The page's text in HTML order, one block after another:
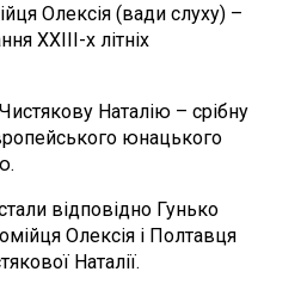
Олексія (вади слуху) –
ХХІІІ-х літніх
Наталію – срібну
юнацького
відповідно Гунько
Олексія і Полтавця
Наталії.